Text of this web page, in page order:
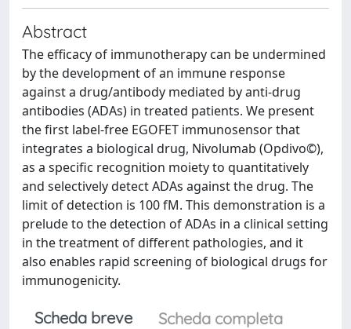
Abstract
The efficacy of immunotherapy can be undermined
by the development of an immune response
against a drug/antibody mediated by anti-drug
antibodies (ADAs) in treated patients. We present
the first label-free EGOFET immunosensor that
integrates a biological drug, Nivolumab (Opdivo©),
as a specific recognition moiety to quantitatively
and selectively detect ADAs against the drug. The
limit of detection is 100 fM. This demonstration is a
prelude to the detection of ADAs in a clinical setting
in the treatment of different pathologies, and it
also enables rapid screening of biological drugs for
immunogenicity.
Scheda breve
Scheda completa